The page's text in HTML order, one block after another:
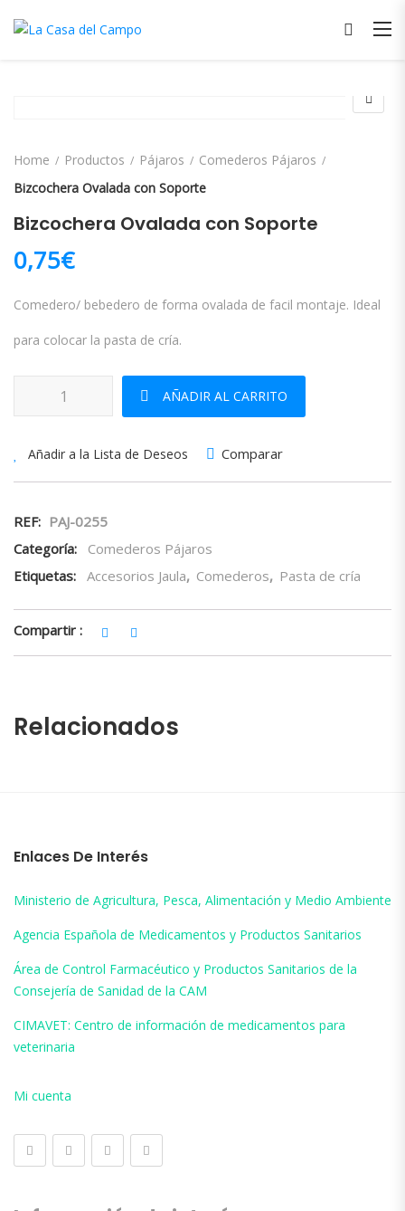
Home Productos Pájaros
Comederos Pájaros
Bizcochera Ovalada con Soporte
Bizcochera Ovalada con Soporte
0,75€
Comedero/ bebedero de forma ovalada de facil montaje. Ideal
para colocar la pasta de cría.
Bizcochera Ovalada con Soporte cantidad
AÑADIR AL CARRITO
Añadir a la Lista de Deseos Comparar
REF: PAJ-0255
Categoría:
Comederos Pájaros
Etiquetas: Accesorios Jaula, Comederos, Pasta de cría
Compartir :
Relacionados
Enlaces De Interés
Ministerio de Agricultura, Pesca, Alimentación y Medio Ambiente
Agencia Española de Medicamentos y Productos Sanitarios
Área de Control Farmacéutico y Productos Sanitarios de la
Consejería de Sanidad de la CAM
CIMAVET: Centro de información de medicamentos para
veterinaria
Mi cuenta